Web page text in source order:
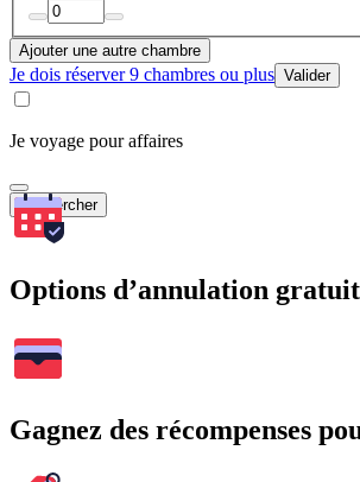
Ajouter une autre chambre
Je dois réserver 9 chambres ou plus Valider
Je voyage pour affaires
Rechercher
Options d’annulation
Gagnez des récompenses